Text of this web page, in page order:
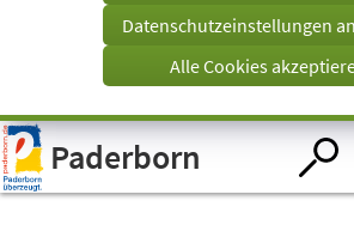
Visuelle
Assistenzsoftware
öffnen.
Tab)
Datenschutzeinstellungen
Alle Cookies
Paderborn